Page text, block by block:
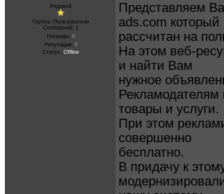
Рядовой
Группа: Пользователи
Сообщений: 1
Награды: 0
Репутация: 0
Статус: Offline
Представляем
ads.com который
рассчитан на
На этом веб-
и найти Вам
нужное
Рекламодателям
товары и услуги.
При этом
совершенно
бесплатно.
В придачу к